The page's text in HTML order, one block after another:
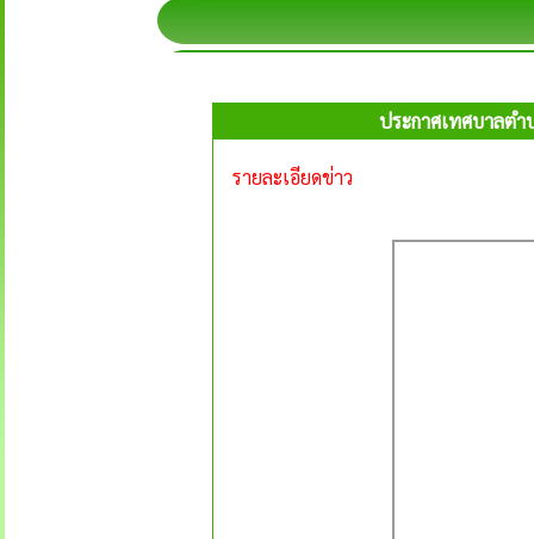
ประกาศเทศบาลต
รายละเอียดข่าว